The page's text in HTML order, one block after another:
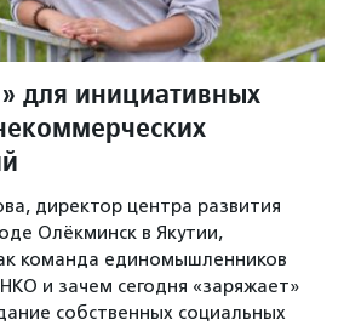
для инициативных
директор центра развития
Олёкминск в Якутии,
команда единомышленников
и зачем сегодня «заряжает»
собственных социальных